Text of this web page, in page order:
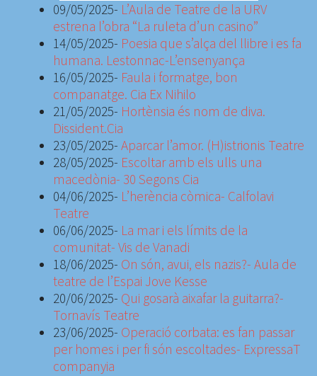
09/05/2025- L’Aula de Teatre de la URV
estrena l’obra “La ruleta d’un casino”
14/05/2025- Poesia que s’alça del llibre i es fa
humana. Lestonnac-L’ensenyança
16/05/2025- Faula i formatge, bon
companatge. Cia Ex Nihilo
21/05/2025- Hortènsia és nom de diva.
Dissident.Cia
23/05/2025- Aparcar l’amor. (H)istrionis Teatre
28/05/2025- Escoltar amb els ulls una
macedònia- 30 Segons Cia
04/06/2025- L’herència còmica- Calfolavi
Teatre
06/06/2025- La mar i els límits de la
comunitat- Vis de Vanadi
18/06/2025- On són, avui, els nazis?- Aula de
teatre de l’Espai Jove Kesse
20/06/2025- Qui gosarà aixafar la guitarra?-
Tornavís Teatre
23/06/2025- Operació corbata: es fan passar
per homes i per fi són escoltades- ExpressaT
companyia